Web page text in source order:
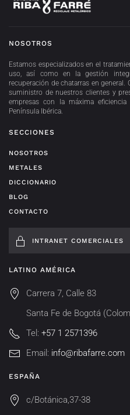
NOSOTROS
Estamos especializados en el
uso, así como en la gestión
recuperación de chatarras en
suministro de nuestros clientes y
empresas con la máxima
Península Ibérica.
SECCIONES
NOSOTROS
METALES
DICCIONARIO
BLOG
CONTACTO
INTRANET COMERCIALES
LATINO AMÉRICA
Carrera 7, Calle 83
Santa Fe de Bogotá
Tel: +57 1 2571396
Email: info@ribafarre.com
ESPAÑA
c/Botánica,37-38